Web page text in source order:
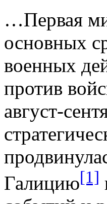
…Первая
основных
военных
против
август-
Галицию[1]